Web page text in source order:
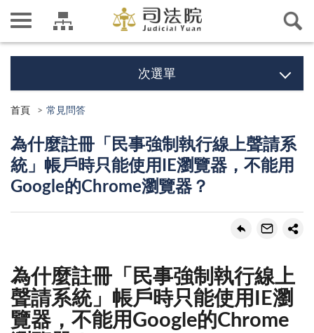
次選單
首頁 常見問答
為什麼註冊「民事強制執行線上聲請系
統」帳戶時只能使用IE瀏覽器，不能用
Google的Chrome瀏覽器？
為什麼註冊「民事強制執行線上
聲請系統」帳戶時只能使用IE瀏
覽器，不能用Google的Chrome